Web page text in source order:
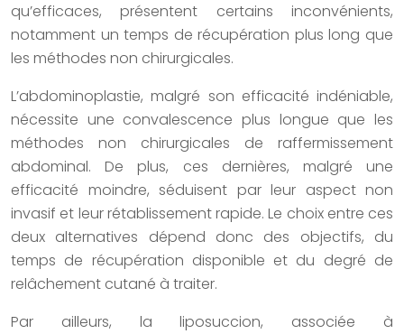
qu’efficaces, présentent certains inconvénients,
notamment un temps de récupération plus long que
les méthodes non chirurgicales.
L’abdominoplastie, malgré son efficacité indéniable,
nécessite une convalescence plus longue que les
méthodes non chirurgicales de raffermissement
abdominal. De plus, ces dernières, malgré une
efficacité moindre, séduisent par leur aspect non
invasif et leur rétablissement rapide. Le choix entre ces
deux alternatives dépend donc des objectifs, du
temps de récupération disponible et du degré de
relâchement cutané à traiter.
Par ailleurs, la liposuccion, associée à